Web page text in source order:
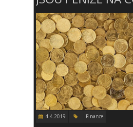
4.4.2019 Finance